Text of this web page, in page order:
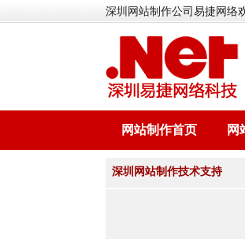
深圳网站制作公司易捷网络
网站制作首页 网
深圳网站制作技术支持